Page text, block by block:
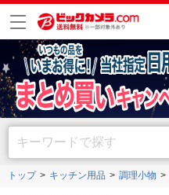
トップ キッチン用品 調理小物